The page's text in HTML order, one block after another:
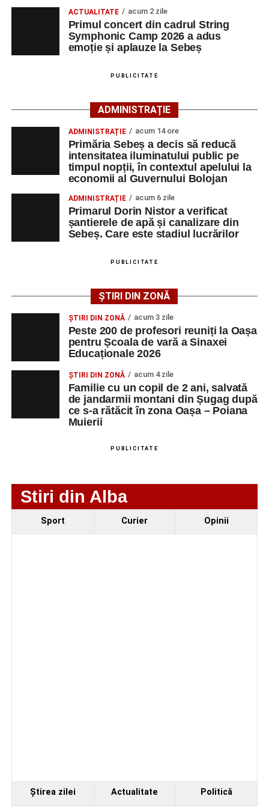
Adaugă-ne ca sursă preferată
Urmărește-ne pe Google News
Ultimele știri din Sebeș
Primăria Sebeș a decis să reducă intensitatea
iluminatului public pe timpul nopții, în contextul
apelului la economii al Guvernului Bolojan
Duminică, 23 august 2026, Râpa Roșie găzduiește
cea de-a III-a ediție a concursului „CicloAventurier
de Sebeș”
Primul concert din cadrul String Symphonic Camp
Facebook Messenger WhatsApp Twitter/X Email
Liceului de Arte „Regina Maria”, din Alba Iulia, care
participă, timp de o săptămână, la cursuri de
perfecționare, repetiții și activități artistice desfășurate sub
După mai multe zile de pregătire intensivă, participanții
public. Fiecare interpretare a evidențiat nivelul artistic al
tinerilor muzicieni și munca depusă în cadrul taberei, iar
spectatorii au răsplătit prestațiile cu aplauze îndelungate.
Evenimentul face parte din programul
String Symphonic
Camp 2026, proiect susținut deRotary Club Alba Iulia,
Organizatorii au transmis că recitalul de la Sebeș
reprezintă doar începutul unei serii de concerte care vor
ACTUALITATE acum 2 zile
Primul concert din cadrul String
Symphonic Camp 2026 a adus
emoție și aplauze la Sebeș
PUBLICITATE
ADMINISTRAȚIE
ADMINISTRAȚIE acum 14 ore
Primăria Sebeș a decis să reducă
intensitatea iluminatului public pe
timpul nopții, în contextul apelului la
economii al Guvernului Bolojan
ADMINISTRAȚIE acum 6 zile
Primarul Dorin Nistor a verificat
șantierele de apă și canalizare din
Sebeș. Care este stadiul lucrărilor
PUBLICITATE
ȘTIRI DIN ZONĂ
ȘTIRI DIN ZONĂ acum 3 zile
Peste 200 de profesori reuniți la Oașa
pentru Școala de vară a Sinaxei
Educaționale 2026
ȘTIRI DIN ZONĂ acum 4 zile
Familie cu un copil de 2 ani, salvată
de jandarmii montani din Șugag după
ce s-a rătăcit în zona Oașa – Poiana
Muierii
PUBLICITATE
Stiri din Alba
Sport Curier Opinii
Ştirea zilei Actualitate Politică